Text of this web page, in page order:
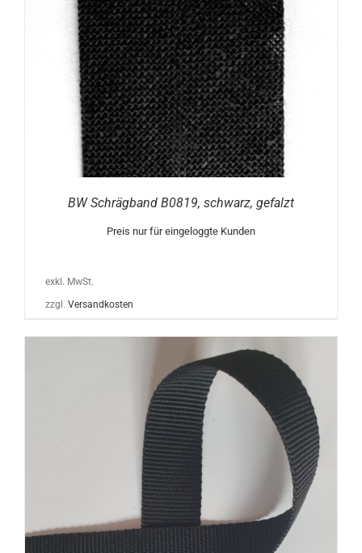
BW Schrägband B0819, schwarz, gefalzt
Preis nur für eingeloggte Kunden
exkl. MwSt.
zzgl. Versandkosten